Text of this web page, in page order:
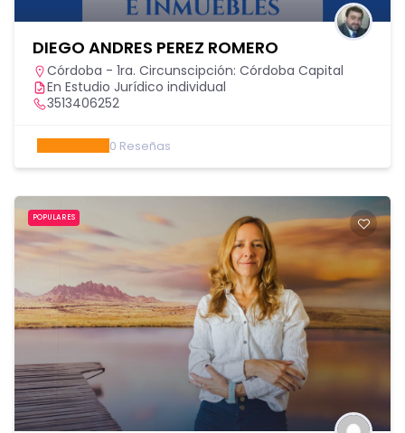
DIEGO ANDRES PEREZ ROMERO
Córdoba - 1ra. Circunscipción: Córdoba Capital
En Estudio Jurídico individual
3513406252
0 Reseñas
POPULARES